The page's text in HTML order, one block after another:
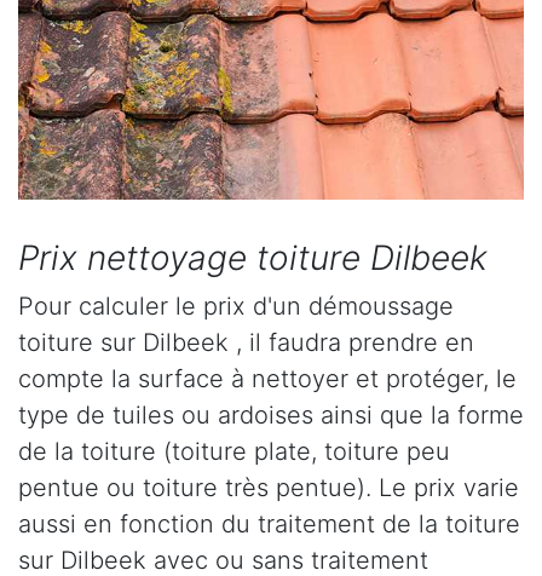
Prix nettoyage toiture Dilbeek
Pour calculer le prix d'un démoussage
toiture sur Dilbeek , il faudra prendre en
compte la surface à nettoyer et protéger, le
type de tuiles ou ardoises ainsi que la forme
de la toiture (toiture plate, toiture peu
pentue ou toiture très pentue). Le prix varie
aussi en fonction du traitement de la toiture
sur Dilbeek avec ou sans traitement